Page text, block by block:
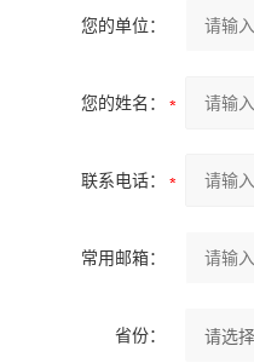
您的单位：
您的姓名：
联系电话：
常用邮箱：
省份：